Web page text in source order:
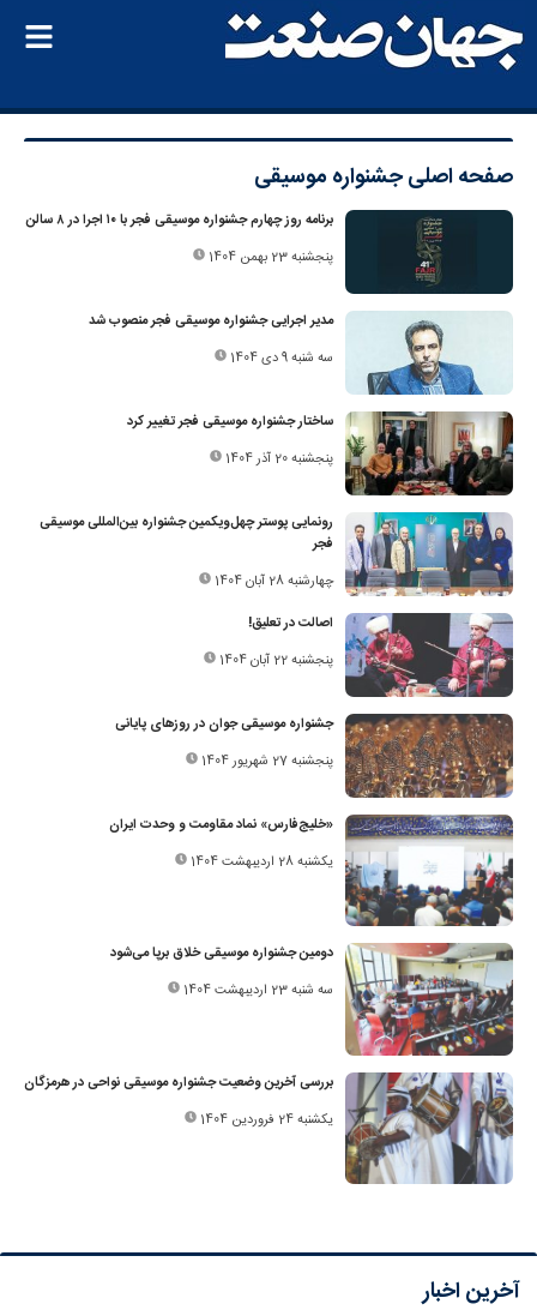
صفحه اصلیجشنواره موسیقی
برنامه روز چهارم جشنواره موسیقی فجر با ۱۰ اجرا در ۸ سالن
پنجشنبه 23 بهمن 1404
مدیر اجرایی جشنواره موسیقی فجر منصوب شد
سه شنبه 9 دی 1404
ساختار جشنواره موسیقی فجر تغییر کرد
پنجشنبه 20 آذر 1404
رونمایی پوستر چهل‌ویکمین جشنواره بین‌المللی موسیقی
فجر
چهارشنبه 28 آبان 1404
اصالت در تعلیق!
پنجشنبه 22 آبان 1404
جشنواره موسیقی جوان در روزهای پایانی
پنجشنبه 27 شهریور 1404
«خلیج‌فارس» نماد مقاومت و وحدت ایران
یکشنبه 28 اردیبهشت 1404
دومین جشنواره موسیقی خلاق برپا می‌شود
سه شنبه 23 اردیبهشت 1404
بررسی آخرین وضعیت جشنواره موسیقی نواحی در هرمزگان
یکشنبه 24 فروردین 1404
آخرین اخبار